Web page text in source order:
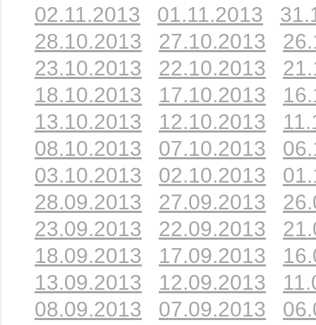
02.11.2013
01.11.2013
28.10.2013
27.10.2013
23.10.2013
22.10.2013
18.10.2013
17.10.2013
13.10.2013
12.10.2013
08.10.2013
07.10.2013
03.10.2013
02.10.2013
28.09.2013
27.09.2013
23.09.2013
22.09.2013
18.09.2013
17.09.2013
13.09.2013
12.09.2013
08.09.2013
07.09.2013